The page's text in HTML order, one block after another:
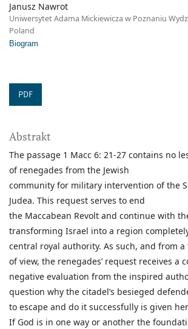
Janusz Nawrot
Uniwersytet Adama Mickiewicza w Poznaniu
Poland
Biogram
PDF
Abstrakt
The passage 1 Macc 6: 21-27 contains no
of renegades from the Jewish
community for military intervention of the
Judea. This request serves to end
the Maccabean Revolt and continue with
transforming Israel into a region
central royal authority. As such, and from
of view, the renegades’ request receives a
negative evaluation from the inspired
question why the citadel’s besieged
to escape and do it successfully is given
If God is in one way or another the